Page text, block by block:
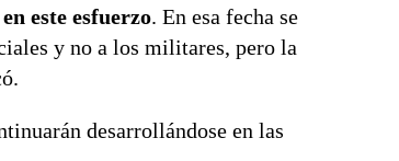
este esfuerzo. En esa fecha se
y no a los militares, pero la
desarrollándose en las